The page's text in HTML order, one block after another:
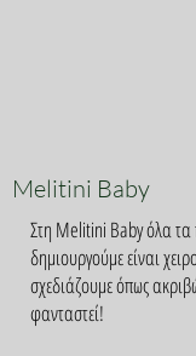
Melitini Baby
Στη Melitini Baby όλα τα
δημιουργούμε είναι
σχεδιάζουμε όπως
φανταστεί!